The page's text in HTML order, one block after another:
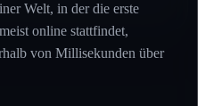
Welt, in der die erste
online stattfindet,
von Millisekunden über